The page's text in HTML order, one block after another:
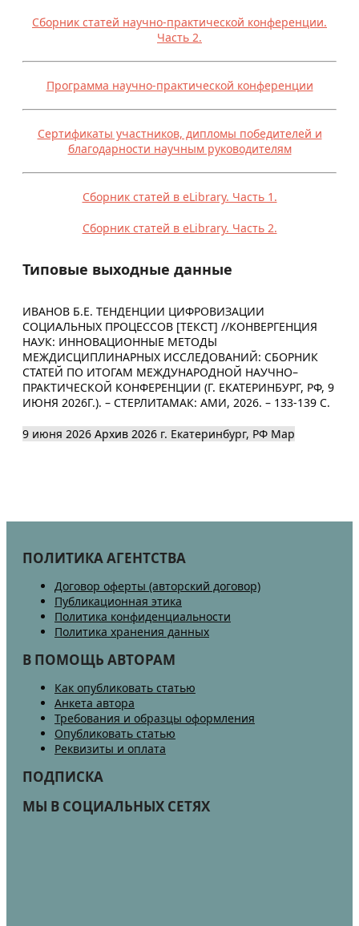
Сборник статей научно-практической конференции.
Часть 2.
Программа научно-практической конференции
Сертификаты участников, дипломы победителей и
благодарности научным руководителям
Сборник статей в eLibrary. Часть 1.
Сборник статей в eLibrary. Часть 2.
Типовые выходные данные
ИВАНОВ Б.Е. ТЕНДЕНЦИИ ЦИФРОВИЗАЦИИ
СОЦИАЛЬНЫХ ПРОЦЕССОВ [ТЕКСТ] //КОНВЕРГЕНЦИЯ
НАУК: ИННОВАЦИОННЫЕ МЕТОДЫ
МЕЖДИСЦИПЛИНАРНЫХ ИССЛЕДОВАНИЙ: СБОРНИК
СТАТЕЙ ПО ИТОГАМ МЕЖДУНАРОДНОЙ НАУЧНО–
ПРАКТИЧЕСКОЙ КОНФЕРЕНЦИИ (Г. ЕКАТЕРИНБУРГ, РФ, 9
ИЮНЯ 2026Г.). – СТЕРЛИТАМАК: АМИ, 2026. – 133-139 С.
9 июня 2026 Архив 2026 г. Екатеринбург, РФ Map
ПОЛИТИКА АГЕНТСТВА
Договор оферты (авторский договор)
Публикационная этика
Политика конфиденциальности
Политика хранения данных
В ПОМОЩЬ АВТОРАМ
Как опубликовать статью
Анкета автора
Требования и образцы оформления
Опубликовать статью
Реквизиты и оплата
ПОДПИСКА
МЫ В СОЦИАЛЬНЫХ СЕТЯХ